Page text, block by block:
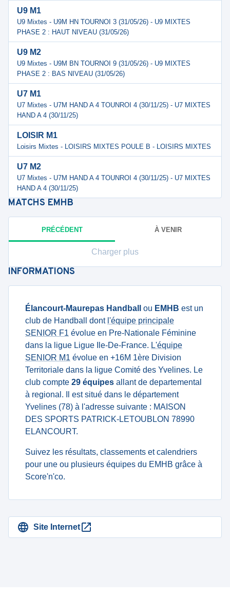
U9 M1
U9 Mixtes - U9M HN TOURNOI 3 (31/05/26) - U9 MIXTES
PHASE 2 : HAUT NIVEAU (31/05/26)
U9 M2
U9 Mixtes - U9M BN TOURNOI 9 (31/05/26) - U9 MIXTES
PHASE 2 : BAS NIVEAU (31/05/26)
U7 M1
U7 Mixtes - U7M HAND A 4 TOUNROI 4 (30/11/25) - U7 MIXTES
HAND A 4 (30/11/25)
LOISIR M1
Loisirs Mixtes - LOISIRS MIXTES POULE B - LOISIRS MIXTES
U7 M2
U7 Mixtes - U7M HAND A 4 TOUNROI 4 (30/11/25) - U7 MIXTES
HAND A 4 (30/11/25)
MATCHS EMHB
PRÉCÉDENT À VENIR
Charger plus
INFORMATIONS
Élancourt-Maurepas Handball ou EMHB est un
club de Handball dont l'équipe principale
SENIOR F1 évolue en Pre-Nationale Féminine
dans la ligue Ligue Ile-De-France. L'équipe
SENIOR M1 évolue en +16M 1ère Division
Territoriale dans la ligue Comité des Yvelines. Le
club compte 29 équipes allant de departemental
à regional. Il est situé dans le département
Yvelines (78) à l'adresse suivante : MAISON
DES SPORTS PATRICK-LETOUBLON 78990
ELANCOURT.
Suivez les résultats, classements et calendriers
pour une ou plusieurs équipes du EMHB grâce à
Score'n'co.
Site Internet